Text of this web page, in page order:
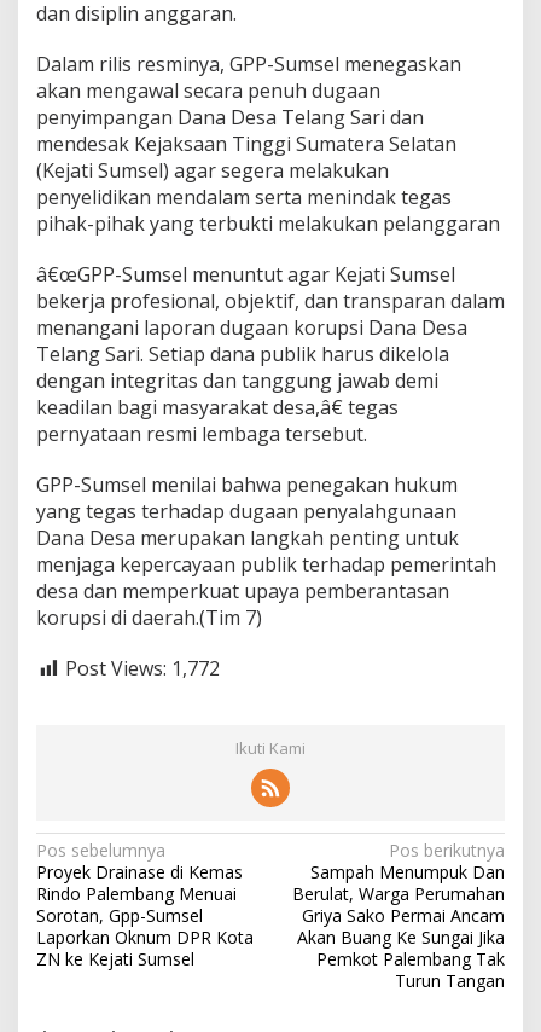
k
a
n
K
a
d
e
T
e
l
n
S
a
r
i
D
a
n
a
m
a
t
T
a
n
u
n
e
e
j
a
t
i
dan disiplin anggaran.
Dalam rilis resminya, GPP-Sumsel menegaskan
akan mengawal secara penuh dugaan
penyimpangan Dana Desa Telang Sari dan
mendesak Kejaksaan Tinggi Sumatera Selatan
(Kejati Sumsel) agar segera melakukan
penyelidikan mendalam serta menindak tegas
pihak-pihak yang terbukti melakukan pelanggaran
â€œGPP-Sumsel menuntut agar Kejati Sumsel
bekerja profesional, objektif, dan transparan dalam
menangani laporan dugaan korupsi Dana Desa
Telang Sari. Setiap dana publik harus dikelola
dengan integritas dan tanggung jawab demi
keadilan bagi masyarakat desa,â€ tegas
pernyataan resmi lembaga tersebut.
GPP-Sumsel menilai bahwa penegakan hukum
yang tegas terhadap dugaan penyalahgunaan
Dana Desa merupakan langkah penting untuk
menjaga kepercayaan publik terhadap pemerintah
desa dan memperkuat upaya pemberantasan
korupsi di daerah.(Tim 7)
Post Views: 1,772
Ikuti Kami
N
a
v
i
Pos sebelumnya
Proyek Drainase di Kemas
Rindo Palembang Menuai
Sorotan, Gpp-Sumsel
Laporkan Oknum DPR Kota
ZN ke Kejati Sumsel
Pos berikutnya
Sampah Menumpuk Dan
Berulat, Warga Perumahan
Griya Sako Permai Ancam
Akan Buang Ke Sungai Jika
Pemkot Palembang Tak
Turun Tangan